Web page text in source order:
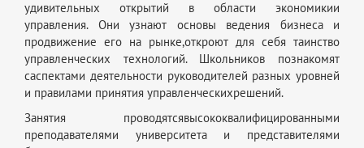
удивительных открытий в области экономикии
управления. Они узнают основы ведения бизнеса и
продвижение его на рынке,откроют для себя таинство
управленческих технологий. Школьников познакомят
саспектами деятельности руководителей разных уровней
и правилами принятия управленческихрешений.
Занятия проводятсявысококвалифицированными
преподавателями университета и представителями